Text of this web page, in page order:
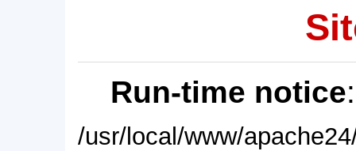
Run-time notice
/usr/local/www/